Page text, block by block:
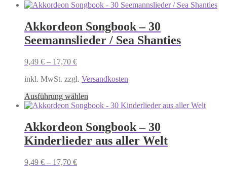
Produkt
mehrere
Varianten
auf.
auf
gewählt
Akkordeon Songbook – 30
Seemannslieder / Sea Shanties
9,49 € – 17,70 €
inkl. MwSt. zzgl. Versandkosten
Ausführung wählen
Produkt
mehrere
Varianten
auf.
Akkordeon Songbook – 30
Kinderlieder aus aller Welt
9,49 € – 17,70 €